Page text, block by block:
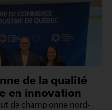
de la qualité
en innovation
de championne nord-